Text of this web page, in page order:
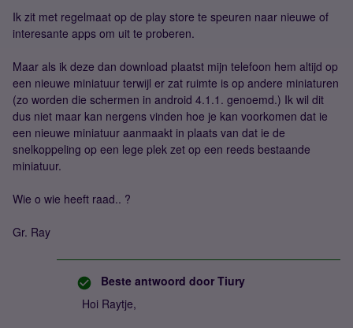
Ik zit met regelmaat op de play store te speuren naar nieuwe of
interesante apps om uit te proberen.
Maar als ik deze dan download plaatst mijn telefoon hem altijd op
een nieuwe miniatuur terwijl er zat ruimte is op andere miniaturen
(zo worden die schermen in android 4.1.1. genoemd.) Ik wil dit
dus niet maar kan nergens vinden hoe je kan voorkomen dat ie
een nieuwe miniatuur aanmaakt in plaats van dat ie de
snelkoppeling op een lege plek zet op een reeds bestaande
miniatuur.
Wie o wie heeft raad.. ?
Gr. Ray
Beste antwoord door Tiury
Hoi Raytje,